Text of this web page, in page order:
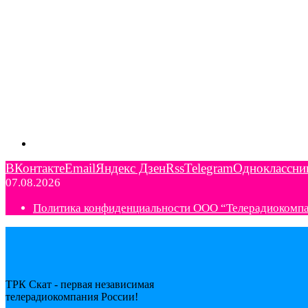
ВКонтактеEmailЯндекс ДзенRssTelegram
07.08.2026
Политика конфиденциальности ООО
ТРК Скат - первая независимая
телерадиокомпания Роcсии!